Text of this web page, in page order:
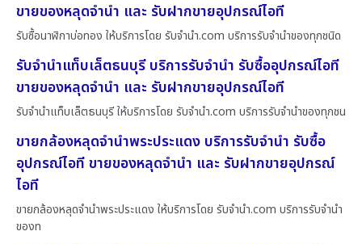
ขายของหลุดจำนำ และ รับฝากขายอุปกรณ์ไอที
รับซื้อนาฬิกาบ่อทอง ให้บริการโดย รับจํานํา.com บริการรับจำนำของทุกชนิด
รับจำนำแท็บเล็ตธนบุรี บริการรับจำนำ รับซื้ออุปกรณ์ไอที
ขายของหลุดจำนำ และ รับฝากขายอุปกรณ์ไอที
รับจำนำแท็บเล็ตธนบุรี ให้บริการโดย รับจํานํา.com บริการรับจำนำของทุกชน
ขายกล้องหลุดจำนำพระประแดง บริการรับจำนำ รับซื้อ
อุปกรณ์ไอที ขายของหลุดจำนำ และ รับฝากขายอุปกรณ์
ไอที
ขายกล้องหลุดจำนำพระประแดง ให้บริการโดย รับจํานํา.com บริการรับจำนำ
ของท